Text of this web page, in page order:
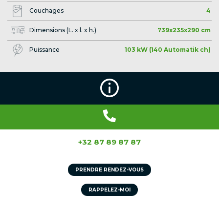
Couchages 4
Dimensions (L. x l. x h.) 739x235x290 cm
Puissance 103 kW (140 Automatik ch)
+32 87 89 87 87
PRENDRE RENDEZ-VOUS
RAPPELEZ-MOI